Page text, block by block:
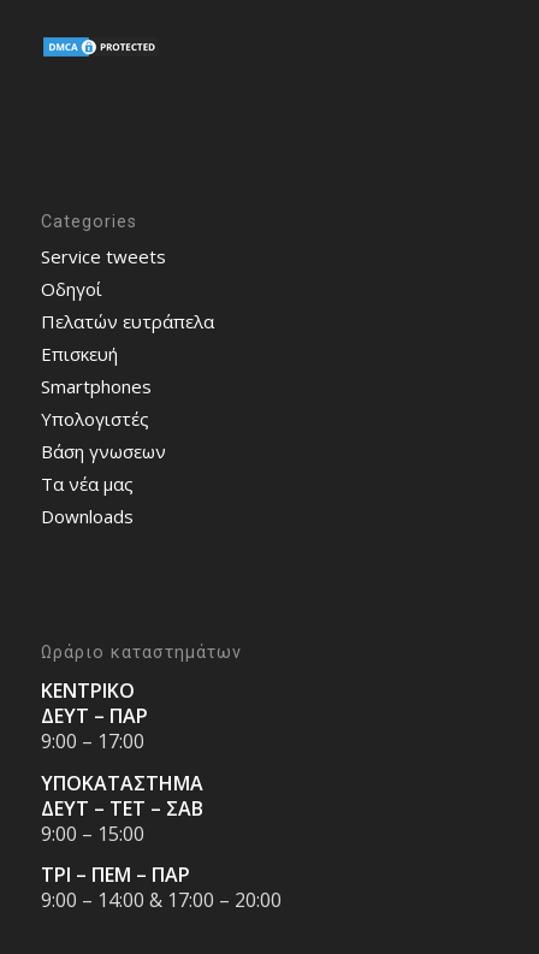
Categories
Service tweets
Οδηγοί
Πελατών ευτράπελα
Επισκευή
Smartphones
Υπολογιστές
Bάση γνωσεων
Τα νέα μας
Downloads
Ωράριο καταστημάτων
ΚΕΝΤΡΙΚΟ
ΔΕΥΤ – ΠΑΡ
9:00 – 17:00
ΥΠΟΚΑΤΑΣΤΗΜΑ
ΔΕΥΤ – ΤΕΤ – ΣΑΒ
9:00 – 15:00
ΤΡΙ – ΠΕΜ – ΠΑΡ
9:00 – 14:00 & 17:00 – 20:00